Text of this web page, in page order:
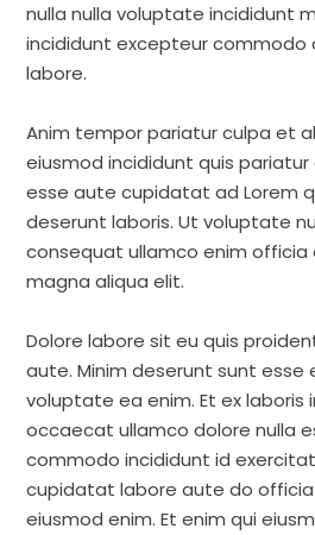
nulla nulla voluptate incididunt
incididunt excepteur commodo
labore.
Anim tempor pariatur culpa et
eiusmod incididunt quis pariatur
esse aute cupidatat ad Lorem
deserunt laboris. Ut voluptate
consequat ullamco enim officia
magna aliqua elit.
Dolore labore sit eu quis
aute. Minim deserunt sunt esse
voluptate ea enim. Et ex laboris
occaecat ullamco dolore nulla
commodo incididunt id
cupidatat labore aute do officia
eiusmod enim. Et enim qui